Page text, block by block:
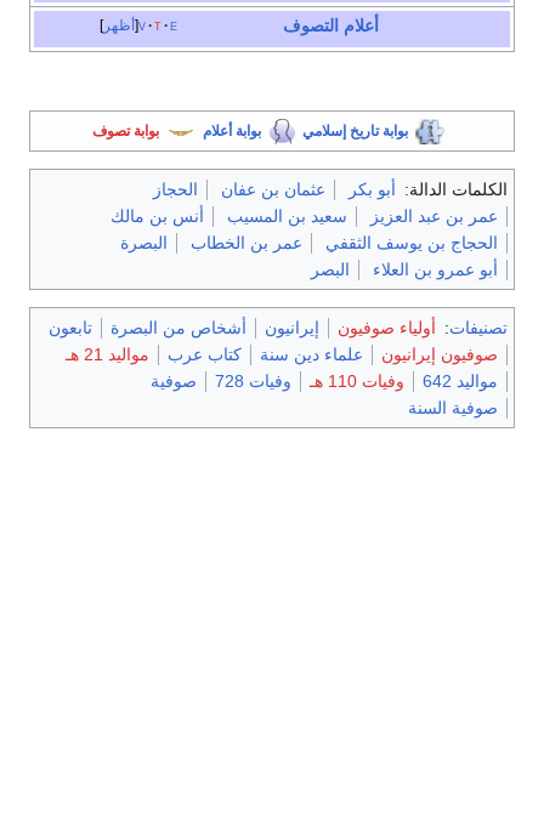
أظهر v t e أعلام التصوف
بوابة تاريخ إسلامي بوابة أعلام بوابة تصوف
الكلمات الدالة: أبو بكر عثمان بن عفان
الحجاز
عمر بن عبد العزيز
سعيد بن المسيب
أنس بن مالك
الحجاج بن يوسف الثقفي
عمر بن الخطاب
البصرة
أبو عمرو بن العلاء
البصر
تصنيفات: أولياء صوفيون إيرانيون أشخاص من البصرة
تابعون
صوفيون إيرانيون
علماء دين سنة كتاب عرب
مواليد 21 هـ
مواليد 642
وفيات 110 هـ وفيات 728
صوفية
صوفية السنة